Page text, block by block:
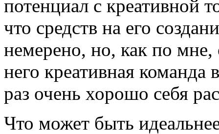
потенциал с креативной
что средств на его
немерено, но, как по мне,
него креативная
раз очень хорошо себя
Что может быть